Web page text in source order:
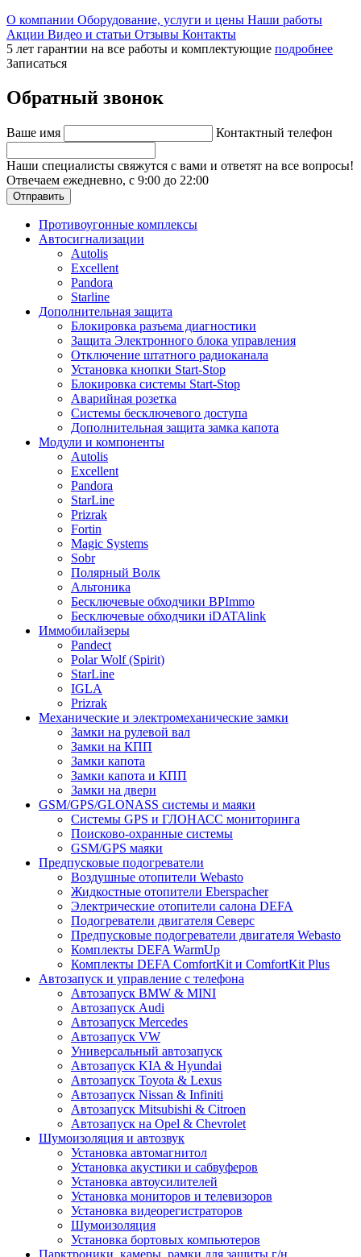
О компании Оборудование, услуги и цены Наши работы
Акции Видео и статьи Отзывы Контакты
5 лет гарантии на все работы и комплектующие подробнее
Записаться
Обратный звонок
Ваше имя Контактный телефон
Наши специалисты свяжутся с вами и ответят на все вопросы!
Отвечаем ежедневно, с 9:00 до 22:00
Отправить
Противоугонные комплексы
Автосигнализации
Autolis
Excellent
Pandora
Starline
Дополнительная защита
Блокировка разъема диагностики
Защита Электронного блока управления
Отключение штатного радиоканала
Установка кнопки Start-Stop
Блокировка системы Start-Stop
Аварийная розетка
Системы бесключевого доступа
Дополнительная защита замка капота
Модули и компоненты
Autolis
Excellent
Pandora
StarLine
Prizrak
Fortin
Magic Systems
Sobr
Полярный Волк
Альтоника
Бесключевые обходчики BPImmo
Бесключевые обходчики iDATAlink
Иммобилайзеры
Pandect
Polar Wolf (Spirit)
StarLine
IGLA
Prizrak
Механические и электромеханические замки
Замки на рулевой вал
Замки на КПП
Замки капота
Замки капота и КПП
Замки на двери
GSM/GPS/GLONASS системы и маяки
Системы GPS и ГЛОНАСС мониторинга
Поисково-охранные системы
GSM/GPS маяки
Предпусковые подогреватели
Воздушные отопители Webasto
Жидкостные отопители Eberspacher
Электрические отопители салона DEFA
Подогреватели двигателя Северс
Предпусковые подогреватели двигателя Webasto
Комплекты DEFA WarmUp
Комплекты DEFA ComfortKit и ComfortKit Plus
Автозапуск и управление с телефона
Автозапуск BMW & MINI
Автозапуск Audi
Автозапуск Mercedes
Автозапуск VW
Универсальный автозапуск
Автозапуск KIA & Hyundai
Автозапуск Toyota & Lexus
Автозапуск Nissan & Infiniti
Автозапуск Mitsubishi & Citroen
Автозапуск на Opel & Chevrolet
Шумоизоляция и автозвук
Установка автомагнитол
Установка акустики и сабвуферов
Установка автоусилителей
Установка мониторов и телевизоров
Установка видеорегистраторов
Шумоизоляция
Установка бортовых компьютеров
Парктроники, камеры, рамки для защиты г/н